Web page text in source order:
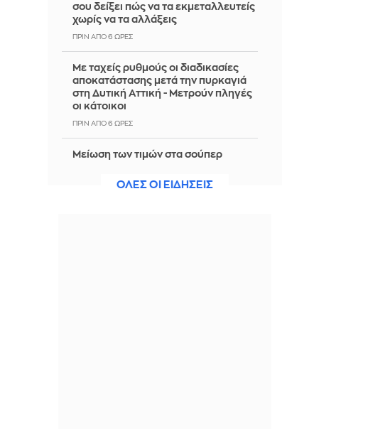
σου δείξει πώς να τα εκμεταλλευτείς
χωρίς να τα αλλάξεις
ΠΡΙΝ ΑΠΌ 6 ΏΡΕΣ
Με ταχείς ρυθμούς οι διαδικασίες
αποκατάστασης μετά την πυρκαγιά
στη Δυτική Αττική - Μετρούν πληγές
οι κάτοικοι
ΠΡΙΝ ΑΠΌ 6 ΏΡΕΣ
Μείωση των τιμών στα σούπερ
προϊόντα και 130 σχολικά είδη
ΟΛΕΣ ΟΙ ΕΙΔΗΣΕΙΣ